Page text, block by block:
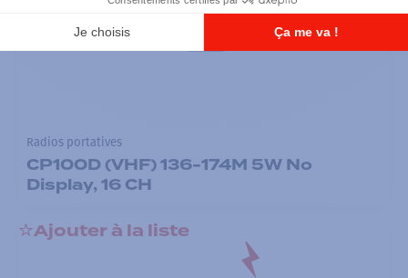
Radios portatives
CP100D (VHF) 136-174M 5W No
Display, 16 CH
Ajouter à la liste